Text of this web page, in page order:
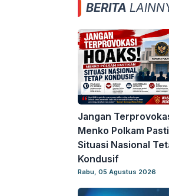
BERITA
Jangan
Menko Polkam
Situasi Nasional
Kondusif
Rabu, 05 Agustus 2026